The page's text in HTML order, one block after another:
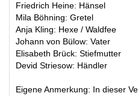
Friedrich Heine: Hänsel
Mila Böhning: Gretel
Anja Kling: Hexe / Waldfee
Johann von Bülow: Vater
Elisabeth Brück: Stiefmutter
Devid Striesow: Händler
Eigene Anmerkung: In dieser